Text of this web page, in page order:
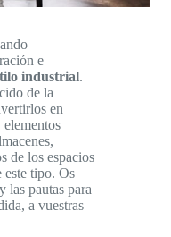
e
industrial.
de la
en
de los espacios
este tipo. Os
las pautas para
a vuestras